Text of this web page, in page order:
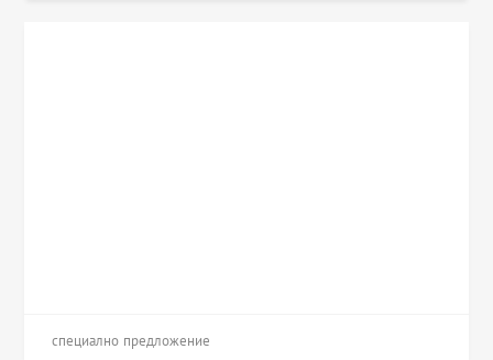
специално предложение